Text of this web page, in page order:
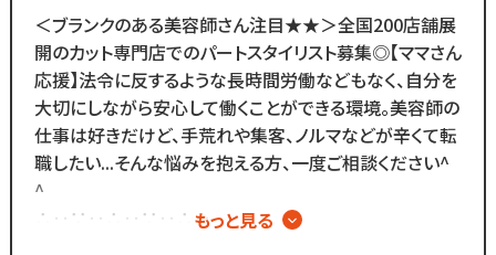
ブランクがあっても大丈夫！
数多くのスタッフ教育をしてきた
ノウハウによる安心の教育制度あり。
各店舗にベテランスタッフが
在籍しているので
分からないことがあれば
すぐに聞くことができる環境です◎
カットメニューがないので
メニューはカットのみなので
難しい業務内容はありません！
また、担当・予約制ではなく
お客様とは最低限しか
会話をしないスタイルなので
お客様との関係作りが苦手...
という方にもピッタリ◎
＜ブランクのある美容師さん注目★★＞全国200店舗展
開のカット専門店でのパートスタイリスト募集◎【ママさん
応援】法令に反するような長時間労働などもなく、自分を
大切にしながら安心して働くことができる環境。美容師の
仕事は好きだけど、手荒れや集客、ノルマなどが辛くて転
職したい...そんな悩みを抱える方、一度ご相談ください^
^
∴‥∵‥∴‥∵‥∴‥もっと見る